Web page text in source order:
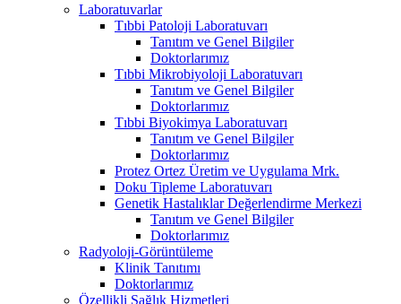
Laboratuvarlar
Tıbbi Patoloji Laboratuvarı
Tanıtım ve Genel Bilgiler
Doktorlarımız
Tıbbi Mikrobiyoloji Laboratuvarı
Tanıtım ve Genel Bilgiler
Doktorlarımız
Tıbbi Biyokimya Laboratuvarı
Tanıtım ve Genel Bilgiler
Doktorlarımız
Protez Ortez Üretim ve Uygulama Mrk.
Doku Tipleme Laboratuvarı
Genetik Hastalıklar Değerlendirme Merkezi
Tanıtım ve Genel Bilgiler
Doktorlarımız
Radyoloji-Görüntüleme
Klinik Tanıtımı
Doktorlarımız
Özellikli Sağlık Hizmetleri